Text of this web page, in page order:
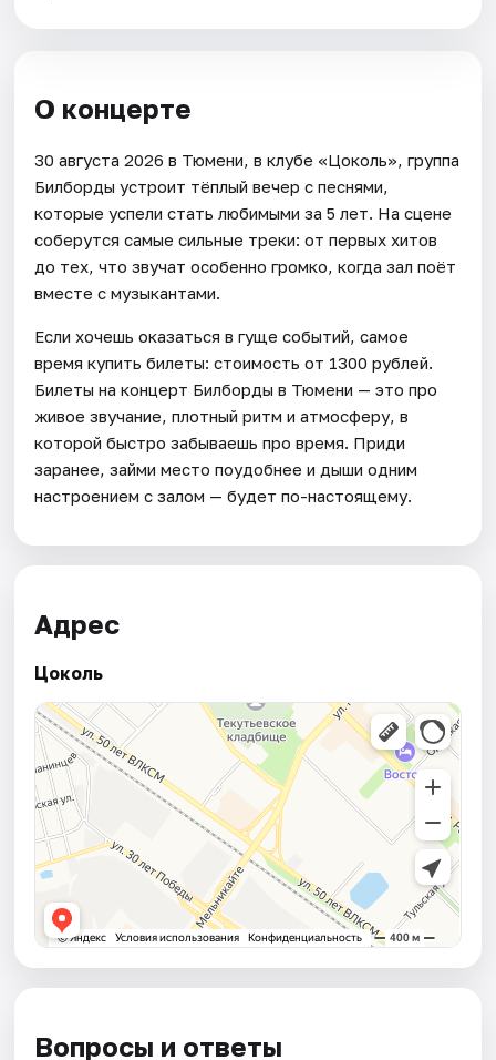
О концерте
30 августа 2026 в Тюмени, в клубе «Цоколь», группа
Билборды устроит тёплый вечер с песнями,
которые успели стать любимыми за 5 лет. На сцене
соберутся самые сильные треки: от первых хитов
до тех, что звучат особенно громко, когда зал поёт
вместе с музыкантами.
Если хочешь оказаться в гуще событий, самое
время купить билеты: стоимость от 1300 рублей.
Билеты на концерт Билборды в Тюмени — это про
живое звучание, плотный ритм и атмосферу, в
которой быстро забываешь про время. Приди
заранее, займи место поудобнее и дыши одним
настроением с залом — будет по-настоящему.
Адрес
Цоколь
Вопросы и ответы